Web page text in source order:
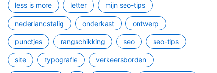
less is more letter mijn seo-tips
nederlandstalig onderkast ontwerp
punctjes rangschikking seo seo-tips
site typografie verkeersborden